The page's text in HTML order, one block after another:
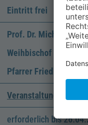
Eintritt frei
Prof. Dr. Michael
Weihbischof Jörg
Pfarrer Friedhelm
Veranstaltungsflyer1
erforderlich bis